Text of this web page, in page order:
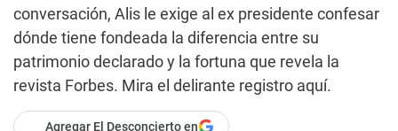
conversación, Alis le exige al ex presidente confesar
dónde tiene fondeada la diferencia entre su
patrimonio declarado y la fortuna que revela la
revista Forbes. Mira el delirante registro aquí.
Agregar El Desconcierto en